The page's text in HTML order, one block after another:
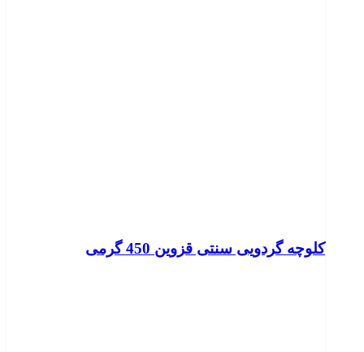
کلوچه گردویی سنتی قزوین 450 گرمی